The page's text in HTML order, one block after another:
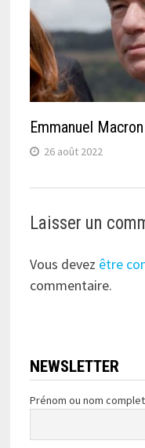
Emmanuel
26 août 2022
Laisser un
Vous devez être
commentaire.
NEWSLETTER
Prénom ou nom complet